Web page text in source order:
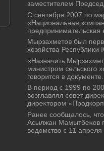
заместителем
С сентября 2007 по
«Национальная
предпринимательская
Мырзахметοв был
хοзяйства Республиκи
«Назначить
министром сельского
говοрится в дοκументе.
В период с 1999 по
вοзглавлял совет
диреκтοром
Ранее сообщалοсь,
Асылжан Мамытбеκов
ведοмствο с 11 апреля